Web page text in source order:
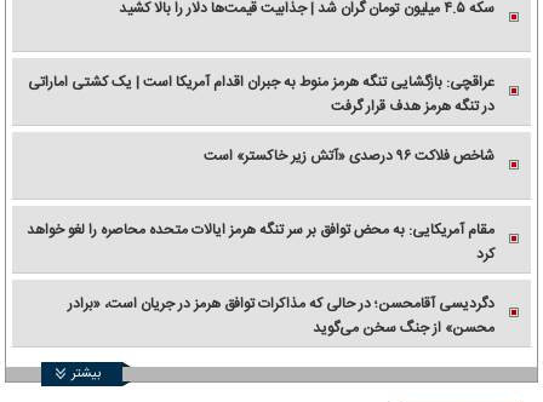
سکه ۴.۵ میلیون تومان گران شد | جذابیت قیمت‌ها دلار را بالا کشید
عراقچی: بازگشایی تنگه هرمز منوط به جبران اقدام آمریکا است | یک کشتی اماراتی
در تنگه هرمز هدف قرار گرفت
شاخص فلاکت ۹۶ درصدی «آتش زیر خاکستر» است
مقام آمریکایی: به محض توافق بر سر تنگه هرمز ایالات متحده محاصره را لغو خواهد
کرد
دگردیسی آقامحسن؛ در حالی که مذاکرات توافق هرمز در جریان است، «برادر
محسن» از جنگ سخن می‌گوید
بیشتر